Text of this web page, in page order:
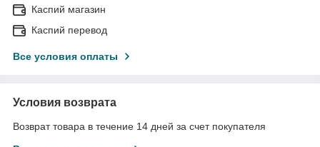
Каспий магазин
Каспий перевод
Все условия оплаты
Условия возврата
Возврат товара в течение 14 дней за счет покупателя